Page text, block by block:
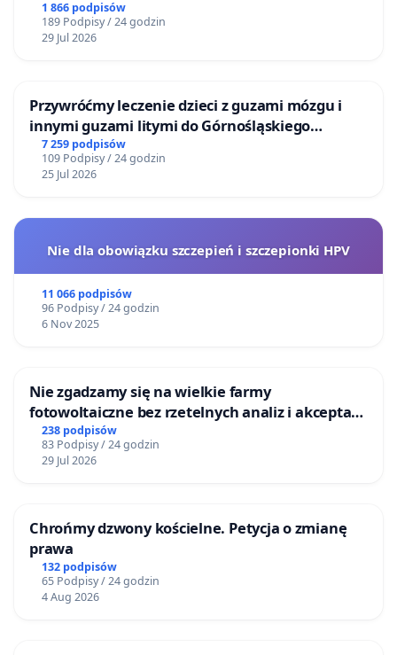
1 866 podpisów
189 Podpisy / 24 godzin
29 Jul 2026
Przywróćmy leczenie dzieci z guzami mózgu i
innymi guzami litymi do Górnośląskiego
Centrum Zdrowia Dziecka w Katowicach
7 259 podpisów
109 Podpisy / 24 godzin
25 Jul 2026
Nie dla obowiązku szczepień i szczepionki HPV
11 066 podpisów
96 Podpisy / 24 godzin
6 Nov 2025
Nie zgadzamy się na wielkie farmy
fotowoltaiczne bez rzetelnych analiz i akceptacji
mieszkańców
238 podpisów
83 Podpisy / 24 godzin
29 Jul 2026
Chrońmy dzwony kościelne. Petycja o zmianę
prawa
132 podpisów
65 Podpisy / 24 godzin
4 Aug 2026